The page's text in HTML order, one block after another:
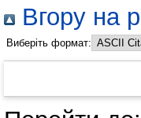
Вгору на
Виберіть формат: